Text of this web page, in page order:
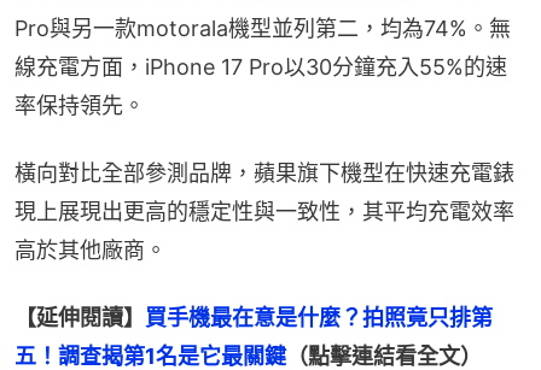
Pro與另一款motorala機型並列第二，均為74%。無
線充電方面，iPhone 17 Pro以30分鐘充入55%的速
率保持領先。
橫向對比全部參測品牌，蘋果旗下機型在快速充電錶
現上展現出更高的穩定性與一致性，其平均充電效率
高於其他廠商。
【延伸閱讀】 買手機最在意是什麼？拍照竟只排第
五！調查揭第1名是它最關鍵（點擊連結看全文）